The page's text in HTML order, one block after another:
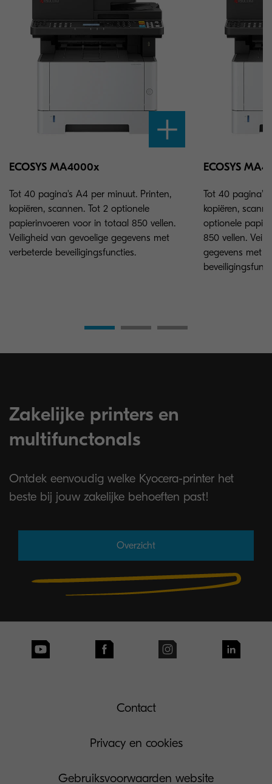
ECOSYS MA4000x
Tot 40 pagina's A4 per minuut. Printen,
kopiëren, scannen. Tot 2 optionele
papierinvoeren voor in totaal 850 vellen.
Veiligheid van gevoelige gegevens met
verbeterde beveiligingsfuncties.
ECOSYS
Tot 40 pagina's
kopiëren,
optionele
850 vellen.
gegevens met
Zakelijke printers en
multifunctonals
Ontdek eenvoudig welke Kyocera-printer het
beste bij jouw zakelijke behoeften past!
Overzicht
Contact
Privacy en cookies
Gebruiksvoorwaarden website